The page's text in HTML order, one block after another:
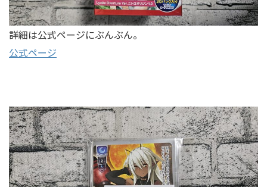
詳細は公式ページにぶんぶん。
公式ページ